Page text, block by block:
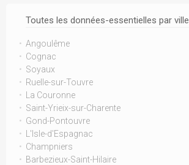
Toutes les données-essentielles par ville
Angoulême
Cognac
Soyaux
Ruelle-sur-Touvre
La Couronne
Saint-Yrieix-sur-Charente
Gond-Pontouvre
L'Isle-d'Espagnac
Champniers
Barbezieux-Saint-Hilaire